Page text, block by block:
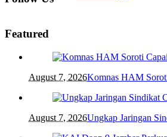
Featured
August 7, 2026Komnas HAM
August 7, 2026Ungkap Jaringan